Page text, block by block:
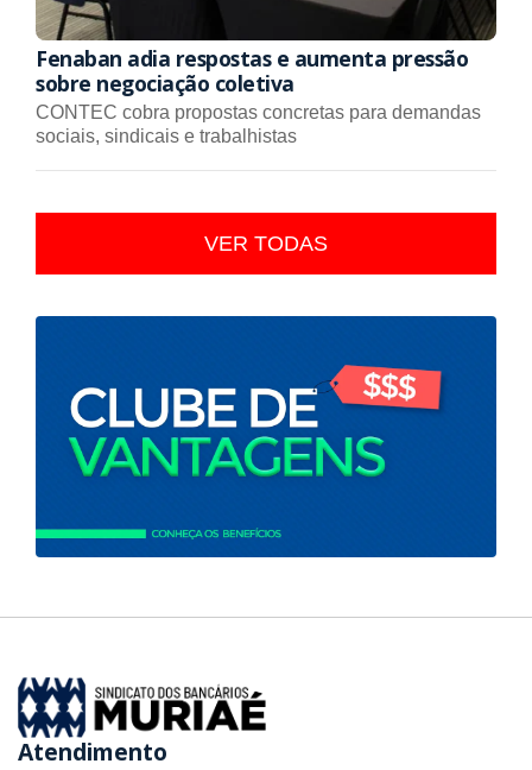
Fenaban adia respostas e aumenta pressão
sobre negociação coletiva
CONTEC cobra propostas concretas para demandas
sociais, sindicais e trabalhistas
VER TODAS
Atendimento